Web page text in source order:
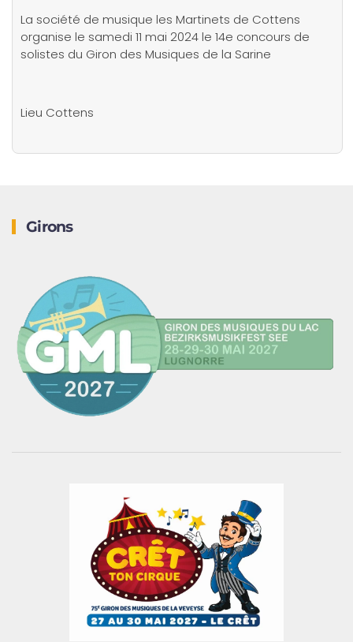
La société de musique les Martinets de Cottens
organise le samedi 11 mai 2024 le 14e concours de
solistes du Giron des Musiques de la Sarine
Lieu Cottens
Girons